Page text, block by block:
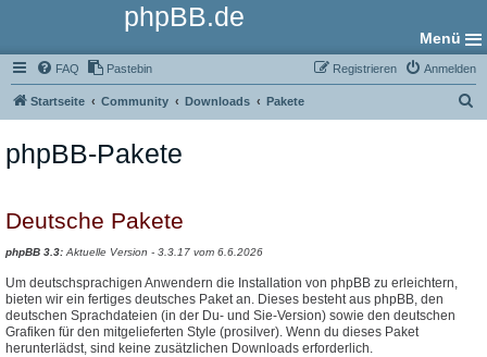
phpBB.de
Menü
FAQ Pastebin Anmelden
Registrieren
Startseite Community Downloads Pakete
phpBB-Pakete
Deutsche Pakete
phpBB 3.3: Aktuelle Version - 3.3.17 vom 6.6.2026
Um deutschsprachigen Anwendern die Installation von phpBB zu erleichtern,
bieten wir ein fertiges deutsches Paket an. Dieses besteht aus phpBB, den
deutschen Sprachdateien (in der Du- und Sie-Version) sowie den deutschen
Grafiken für den mitgelieferten Style (prosilver). Wenn du dieses Paket
herunterlädst, sind keine zusätzlichen Downloads erforderlich.